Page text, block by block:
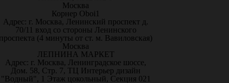
Москва
Корнер Oboi1
Адрес: г. Москва, Ленинский проспект д.
70/11 вход со стороны Ленинского
(4 минуты от ст. м. Вавиловская)
Москва
ЛЕПНИНА МАРКЕТ
Адрес: г. Москва, Ленинградское шоссе,
Дом. 58, Стр. 7, ТЦ Интерьер дизайн
"Водный", 1 Этаж цокольный, Секция 021